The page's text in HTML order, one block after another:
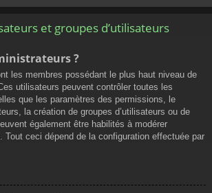
et groupes d’utilisateurs
?
les membres possédant le plus haut niveau de
utilisateurs peuvent contrôler toutes les
que les paramètres des permissions, le
la création de groupes d’utilisateurs ou de
également être habilités à modérer
Tout ceci dépend de la configuration effectuée par